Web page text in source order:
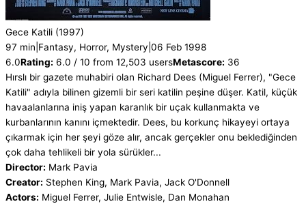
Gece Katili (1997)
97 min Fantasy, Horror, Mystery 06 Feb 1998
6.0Rating: 6.0 / 10 from 12,503 usersMetascore: 36
Hırslı bir gazete muhabiri olan Richard Dees (Miguel Ferrer), "Gece
Katili" adıyla bilinen gizemli bir seri katilin peşine düşer. Katil, küçük
havaalanlarına iniş yapan karanlık bir uçak kullanmakta ve
kurbanlarının kanını içmektedir. Dees, bu korkunç hikayeyi ortaya
çıkarmak için her şeyi göze alır, ancak gerçekler onu beklediğinden
çok daha tehlikeli bir yola sürükler...
Director: Mark Pavia
Creator: Stephen King, Mark Pavia, Jack O'Donnell
Actors: Miguel Ferrer, Julie Entwisle, Dan Monahan